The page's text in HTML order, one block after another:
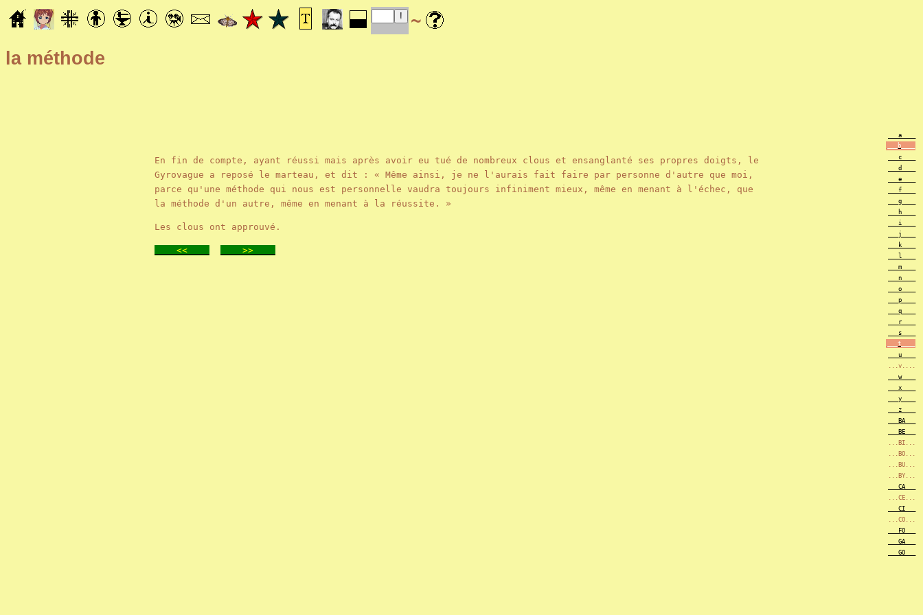
~
la méthode
En fin de compte, ayant réussi mais après avoir eu tué de nombreux clous et ensanglanté ses propres doigts, le
Gyrovague a reposé le marteau, et dit : « Même ainsi, je ne l'aurais fait faire par personne d'autre que moi,
parce qu'une méthode qui nous est personnelle vaudra toujours infiniment mieux, même en menant à l'échec, que
la méthode d'un autre, même en menant à la réussite. »
Les clous ont approuvé.
<< >>
___a____
___b____
___c____
___d____
___e____
___f____
___g____
___h____
___i____
___j____
___k____
___m____
___n____
___o____
___p____
___q____
___r____
___s____
___t____
___u____
...v....
___w____
___x____
___y____
___z____
___BA___
___BE___
...BI...
...BO...
...BU...
...BY...
___CA___
...CE...
___CI___
...CO...
___FO___
___GA___
___GO___